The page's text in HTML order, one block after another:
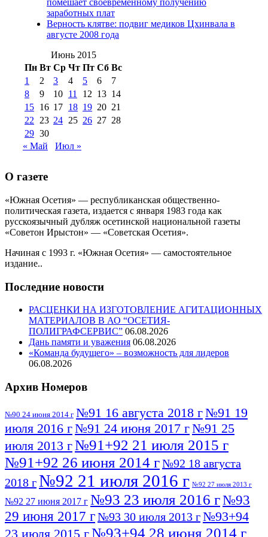
№98+99 11 июля
2017 г(9) №99 4 августа 2015 г(6) №99 4 августа
2016 г(12) №99 8 июля 2014 г
августа 2012 г
августа 2013 г(12)
заработных плат
Верность клятве: подвиг медиков Цхинвала в
августе 2008 года
Июнь 2015
Пн Вт Ср Чт Пт Сб Вс
1
2 3 4 5 6
7
8
9 10 11 12 13 14
15 16 17 18 19 20 21
22
23 24 25 26 27 28
29 30
« Май
Июл »
О газете
«Южная Осетия» — республиканская общественно-
политическая газета, издается с января 1983 года как
русскоязычный дубляж осетинской национальной газеты
«Советон Ирыстон» — «Советская Осетия».
Начиная с 1993 г. «Южная Осетия» — самостоятельное
издание..
Последние новости
РАСЦЕНКИ НА ИЗГОТОВЛЕНИЕ АГИТАЦИОННЫХ
МАТЕРИАЛОВ В АО “ОСЕТИЯ-
ПОЛИГРАФСЕРВИС” 06.08.2026
Дань памяти и уважения 06.08.2026
«Команда будущего» – возможность для лидеров
06.08.2026
Архив Номеров
№90 24 июня 2014 г №91 16 августа 2018 г№91 19
июля 2016 г№91 24 июня 2017 г№91 25
июля 2013 г№91+92 21 июля 2015 г
№91+92 26 июня 2014 г№92 18 августа
2018 г№92 21 июля 2016 г №92 27 июля 2013 г
№92 27 июня 2017 г №93 23 июля 2016 г№93
29 июня 2017 г№93 30 июля 2013 г№93+94
23 июля 2015 г№93+94 28 июня 2014 г